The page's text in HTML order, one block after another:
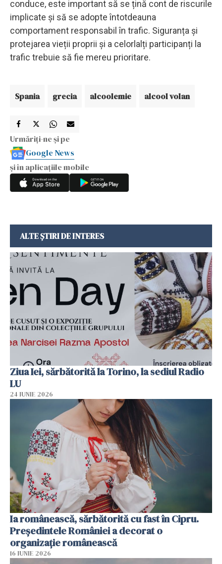
conduce, este important să se țină cont de riscurile
implicate și să se adopte întotdeauna
comportament responsabil în trafic. Siguranța și
protejarea vieții proprii și a celorlalți participanți la
trafic trebuie să fie mereu prioritare.
Spania grecia alcoolemie alcool volan
Urmăriți-ne și pe
Google News
și în aplicațiile mobile
ALTE ȘTIRI DE INTERES
Ziua Iei, sărbătorită la Torino, la sediul Radio
LU
24 IUNIE 2026
Ia românească, sărbătorită cu fast în Cipru.
Președintele României a decorat o
organizație românească
16 IUNIE 2026